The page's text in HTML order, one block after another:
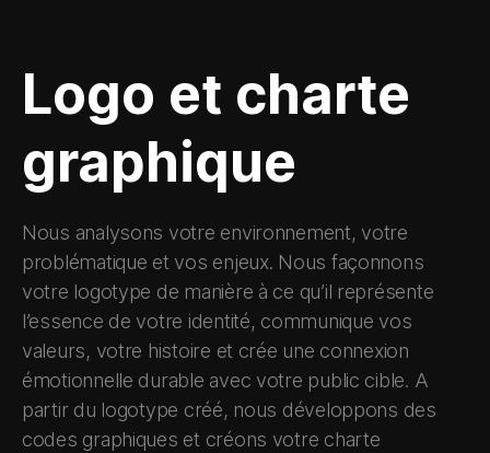
Logo et charte
graphique
Nous analysons votre environnement, votre
problématique et vos enjeux. Nous façonnons
votre logotype de manière à ce qu’il représente
l’essence de votre identité, communique vos
valeurs, votre histoire et crée une connexion
émotionnelle durable avec votre public cible. A
partir du logotype créé, nous développons des
codes graphiques et créons votre charte